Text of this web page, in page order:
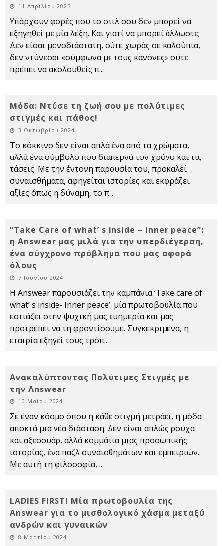
11 Απριλίου 2025
Υπάρχουν φορές που το στιλ σου δεν μπορεί να
εξηγηθεί με μία λέξη. Και γιατί να μπορεί άλλωστε;
Δεν είσαι μονοδιάστατη, ούτε χωράς σε καλούπια,
δεν ντύνεσαι «σύμφωνα με τους κανόνες» ούτε
πρέπει να ακολουθείς π...
Μόδα: Ντύσε τη ζωή σου με πολύτιμες
στιγμές και πάθος!
3 Οκτωβρίου 2024
Το κόκκινο δεν είναι απλά ένα από τα χρώματα,
αλλά ένα σύμβολο που διαπερνά τον χρόνο και τις
τάσεις. Με την έντονη παρουσία του, προκαλεί
συναισθήματα, αφηγείται ιστορίες και εκφράζει
αξίες όπως η δύναμη, το π...
“Take Care of what’ s inside – Inner peace”:
η Answear μας μιλά για την υπερδιέγερση,
ένα σύγχρονο πρόβλημα που μας αφορά
όλους
7 Ιουνίου 2024
Η Answear παρουσιάζει την καμπάνια ‘Take care of
what’ s inside- Inner peace’, μία πρωτοβουλία που
εστιάζει στην ψυχική μας ευημερία και μας
προτρέπει να τη φροντίσουμε. Συγκεκριμένα, η
εταιρία εξηγεί τους τρόπ...
Ανακαλύπτοντας Πολύτιμες Στιγμές με
την Answear
10 Μαΐου 2024
Σε έναν κόσμο όπου η κάθε στιγμή μετράει, η μόδα
αποκτά μια νέα διάσταση. Δεν είναι απλώς ρούχα
και αξεσουάρ, αλλά κομμάτια μιας προσωπικής
ιστορίας, ένα παζλ συναισθημάτων και εμπειριών.
Με αυτή τη φιλοσοφία, ...
LADIES FIRST! Μία πρωτοβουλία της
Answear για το μισθολογικό χάσμα μεταξύ
ανδρών και γυναικών
8 Μαρτίου 2024